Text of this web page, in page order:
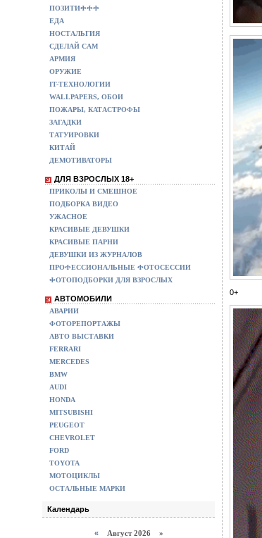
ПОЗИТИФФФ
ЕДА
НОСТАЛЬГИЯ
СДЕЛАЙ САМ
АРМИЯ
ОРУЖИЕ
IT-ТЕХНОЛОГИИ
WALLPAPERS, ОБОИ
ПОЖАРЫ, КАТАСТРОФЫ
ЗАГАДКИ
ТАТУИРОВКИ
КИТАЙ
ДЕМОТИВАТОРЫ
ДЛЯ ВЗРОСЛЫХ 18+
ПРИКОЛЫ И СМЕШНОЕ
ПОДБОРКА ВИДЕО
УЖАСНОЕ
КРАСИВЫЕ ДЕВУШКИ
КРАСИВЫЕ ПАРНИ
ДЕВУШКИ ИЗ ЖУРНАЛОВ
ПРОФЕССИОНАЛЬНЫЕ ФОТОСЕССИИ
ФОТОПОДБОРКИ ДЛЯ ВЗРОСЛЫХ
АВТОМОБИЛИ
АВАРИИ
ФОТОРЕПОРТАЖЫ
АВТО ВЫСТАВКИ
FERRARI
MERCEDES
BMW
AUDI
HONDA
MITSUBISHI
PEUGEOT
CHEVROLET
FORD
TOYOTA
МОТОЦИКЛЫ
ОСТАЛЬНЫЕ МАРКИ
Календарь
« Август 2026 »
0+